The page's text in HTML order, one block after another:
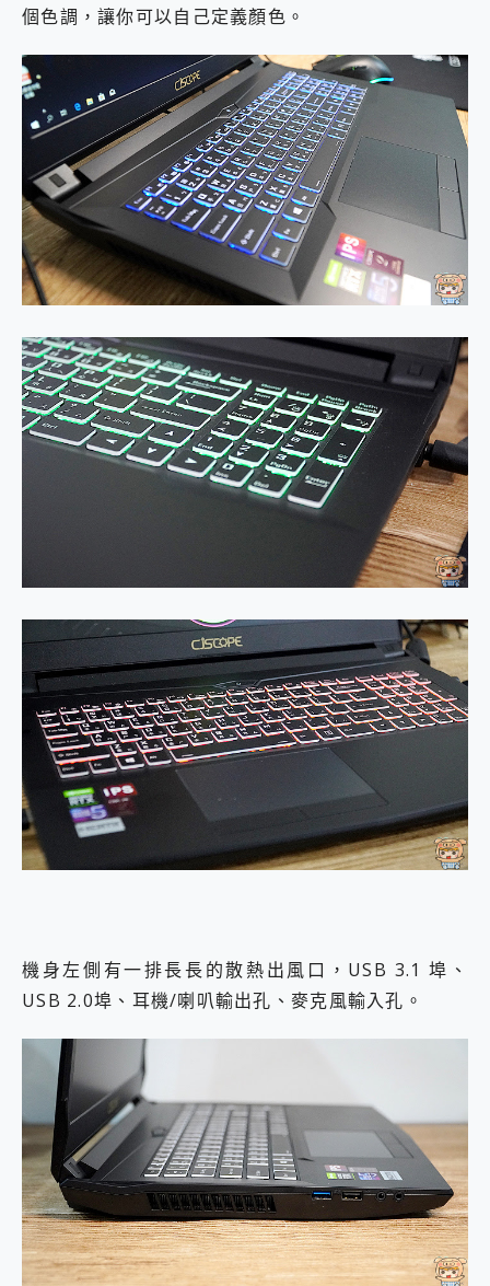
個色調，讓你可以自己定義顏色。
機身左側有一排長長的散熱出風口，USB 3.1 埠、
USB 2.0埠、耳機/喇叭輸出孔、麥克風輸入孔。